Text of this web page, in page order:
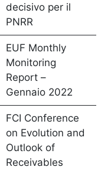
decisivo per il
PNRR
EUF Monthly
Monitoring
Report –
Gennaio 2022
FCI Conference
on Evolution and
Outlook of
Receivables